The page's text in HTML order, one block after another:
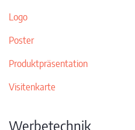
Logo
Poster
Produktpräsentation
Visitenkarte
Werbetechnik